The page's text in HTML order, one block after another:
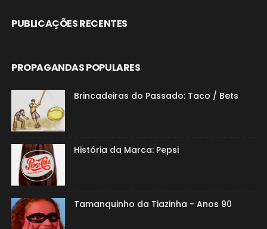
PUBLICAÇÕES RECENTES
PROPAGANDAS POPULARES
Brincadeiras do Passado: Taco / Bets
História da Marca: Pepsi
Tamanquinho da Tiazinha - Anos 90